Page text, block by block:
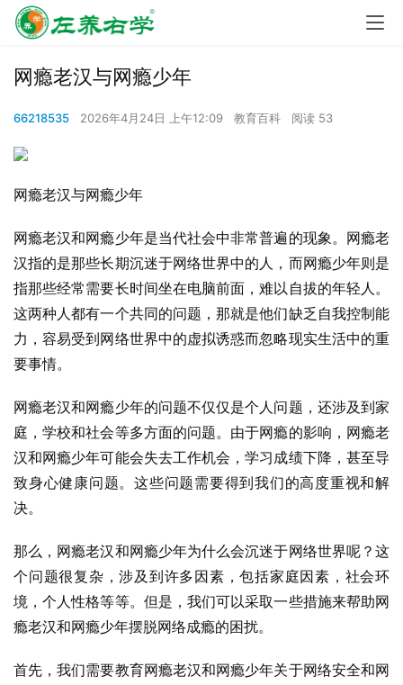
网瘾老汉与网瘾少年
66218535 2026年4月24日 上午12:09 教育百科 阅读 53
网瘾老汉与网瘾少年
网瘾老汉和网瘾少年是当代社会中非常普遍的现象。网瘾老
汉指的是那些长期沉迷于网络世界中的人，而网瘾少年则是
指那些经常需要长时间坐在电脑前面，难以自拔的年轻人。
这两种人都有一个共同的问题，那就是他们缺乏自我控制能
力，容易受到网络世界中的虚拟诱惑而忽略现实生活中的重
要事情。
网瘾老汉和网瘾少年的问题不仅仅是个人问题，还涉及到家
庭，学校和社会等多方面的问题。由于网瘾的影响，网瘾老
汉和网瘾少年可能会失去工作机会，学习成绩下降，甚至导
致身心健康问题。这些问题需要得到我们的高度重视和解
决。
那么，网瘾老汉和网瘾少年为什么会沉迷于网络世界呢？这
个问题很复杂，涉及到许多因素，包括家庭因素，社会环
境，个人性格等等。但是，我们可以采取一些措施来帮助网
瘾老汉和网瘾少年摆脱网络成瘾的困扰。
首先，我们需要教育网瘾老汉和网瘾少年关于网络安全和网